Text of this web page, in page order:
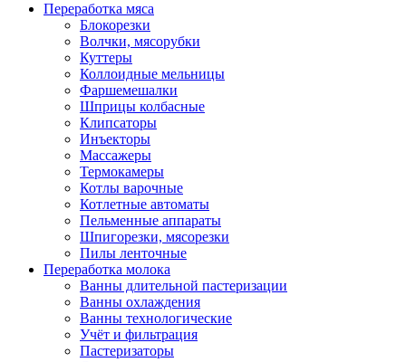
Переработка мяса
Блокорезки
Волчки, мясорубки
Куттеры
Коллоидные мельницы
Фаршемешалки
Шприцы колбасные
Клипсаторы
Инъекторы
Массажеры
Термокамеры
Котлы варочные
Котлетные автоматы
Пельменные аппараты
Шпигорезки, мясорезки
Пилы ленточные
Переработка молока
Ванны длительной пастеризации
Ванны охлаждения
Ванны технологические
Учёт и фильтрация
Пастеризаторы